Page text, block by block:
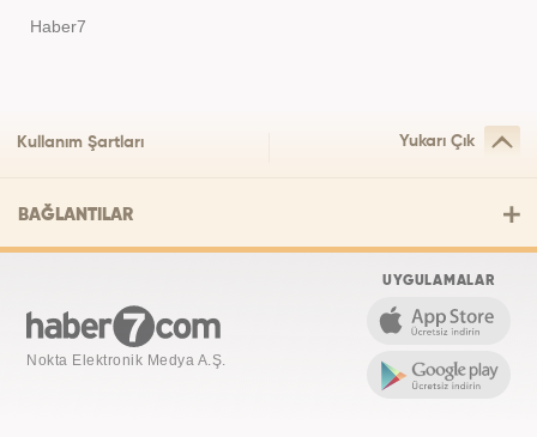
Haber7
Kullanım Şartları Yukarı Çık
BAĞLANTILAR
Nokta Elektronik Medya A.Ş.
UYGULAMALAR